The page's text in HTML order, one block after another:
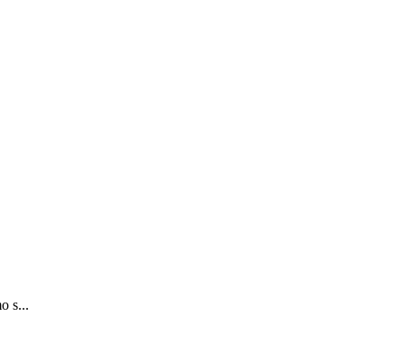
s...